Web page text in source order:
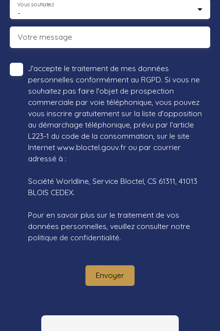
-
Vous souhaitez
Votre message
J'accepte le traitement de mes données
personnelles conformément au RGPD. Si vous ne
souhaitez pas faire l'objet de prospection
commerciale par voie téléphonique, vous pouvez
vous inscrire gratuitement sur la liste d'opposition
au démarchage téléphonique, prévu par l'article
L223-1 du code de la consommation, sur le site
Internet www.bloctel.gouv.fr ou par courrier
adressé à :
Société Worldline, Service Bloctel, CS 61311, 41013
BLOIS CEDEX.
Pour en savoir plus sur le traitement de vos
données personnelles, veuillez consulter notre
politique de confidentialité.
Envoyer